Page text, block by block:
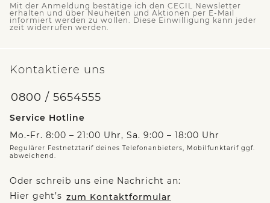
Mit der Anmeldung bestätige ich den CECIL Newsletter
erhalten und über Neuheiten und Aktionen per E-Mail
informiert werden zu wollen. Diese Einwilligung kann jeder
zeit widerrufen werden.
Kontaktiere uns
0800 / 5654555
Service Hotline
Mo.-Fr. 8:00 – 21:00 Uhr, Sa. 9:00 – 18:00 Uhr
Regulärer Festnetztarif deines Telefonanbieters, Mobilfunktarif ggf.
abweichend.
Oder schreib uns eine Nachricht an:
Hier geht’s zum Kontaktformular